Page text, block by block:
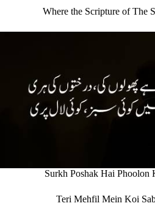
Where the Scripture of The
Surkh Poshak Hai
Teri Mehfil Mein Koi